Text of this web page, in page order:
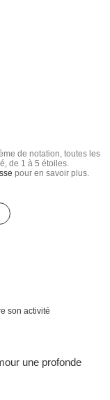
de notation, toutes les
de 1 à 5 étoiles.
pour en savoir plus.
son activité
une profonde